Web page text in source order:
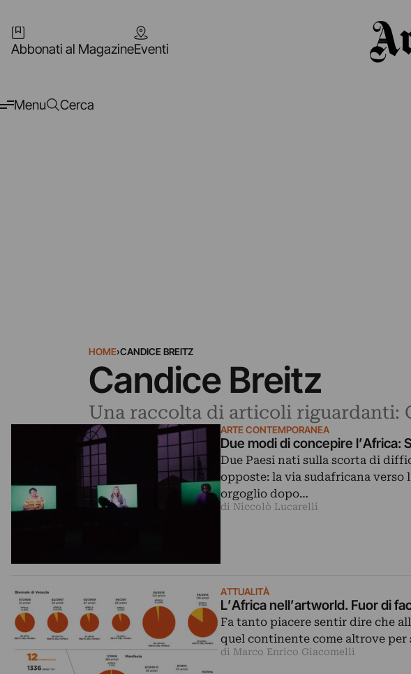
Abbonati al MagazineEventi
Menu Cerca
HOME›CANDICE BREITZ
Candice Breitz
Una raccolta di articoli riguardanti:
ARTE CONTEMPORANEA
Due modi di concepire l’Africa:
Due Paesi nati sulla scorta di
opposte: la via sudafricana verso
orgoglio dopo…
di Niccolò Lucarelli
ATTUALITÀ
L’Africa nell’artworld. Fuor di
Fa tanto piacere sentir dire che
quel continente come altrove
di Marco Enrico Giacomelli